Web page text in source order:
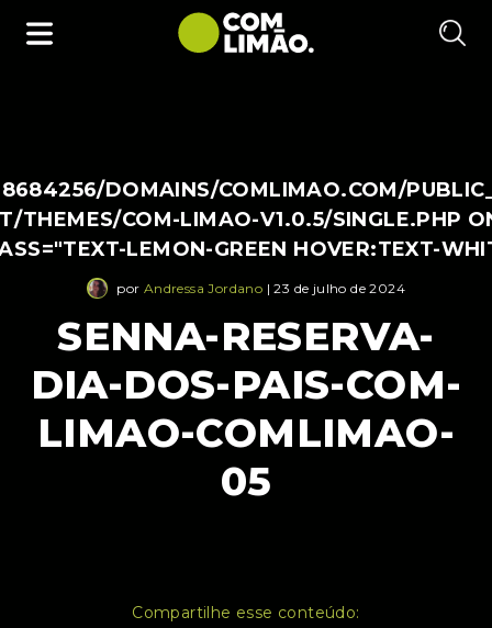
DOMAINS/COMLIMAO.COM/
THEMES/COM-LIMAO-V1.0.5/SINGLE.PHP
LEMON-GREEN HOVER:TEXT-
por Andressa Jordano | 23 de julho de 2024
SENNA-RESERVA-
DIA-DOS-PAIS-COM-
LIMAO-COMLIMAO-
05
Compartilhe esse conteúdo: